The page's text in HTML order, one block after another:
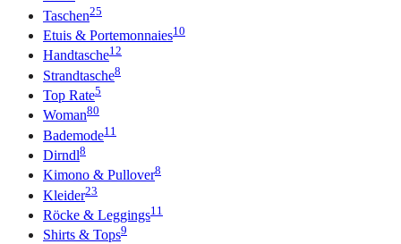
Taschen25
Etuis & Portemonnaies10
Handtasche12
Strandtasche8
Top Rate5
Woman80
Bademode11
Dirndl8
Kimono & Pullover8
Kleider23
Röcke & Leggings11
Shirts & Tops9